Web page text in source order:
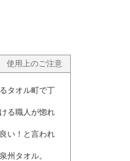
使用上のご注意
タオル町で丁
る職人が惚れ
い！と言われ
州タオル。